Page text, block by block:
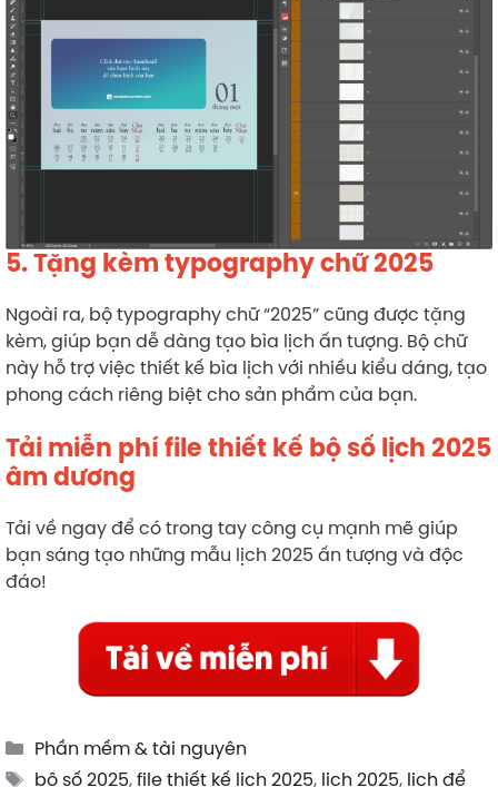
5. Tặng kèm typography chữ 2025
Ngoài ra, bộ typography chữ “2025” cũng được tặng
kèm, giúp bạn dễ dàng tạo bìa lịch ấn tượng. Bộ chữ
này hỗ trợ việc thiết kế bìa lịch với nhiều kiểu dáng, tạo
phong cách riêng biệt cho sản phẩm của bạn.
Tải miễn phí file thiết kế bộ số lịch 2025
âm dương
Tải về ngay để có trong tay công cụ mạnh mẽ giúp
bạn sáng tạo những mẫu lịch 2025 ấn tượng và độc
đáo!
Categories
Phần mềm & tài nguyên
Tags
bộ số 2025,file thiết kế lịch 2025, lịch 2025, lịch để